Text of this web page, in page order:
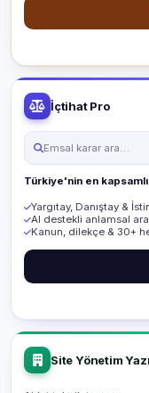
İçtihat Pro
Emsal karar ara…
Türkiye'nin en kapsamlı
Yargıtay, Danıştay &
AI destekli anlamsal
Kanun, dilekçe & 30+
Site Yönetim